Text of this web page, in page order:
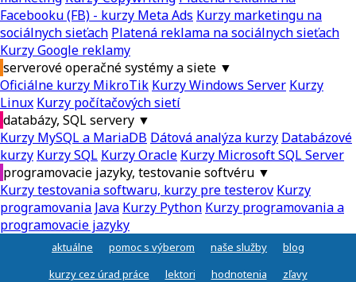
Facebooku (FB) - kurzy Meta Ads Kurzy marketingu na
sociálnych sieťach Platená reklama na sociálnych sieťach
Kurzy Google reklamy
serverové operačné systémy a siete ▼
Oficiálne kurzy MikroTik Kurzy Windows Server Kurzy
Linux Kurzy počítačových sietí
databázy, SQL servery ▼
Kurzy MySQL a MariaDB Dátová analýza kurzy Databázové
kurzy Kurzy SQL Kurzy Oracle Kurzy Microsoft SQL Server
programovacie jazyky, testovanie softvéru ▼
Kurzy testovania softwaru, kurzy pre testerov Kurzy
programovania Java Kurzy Python Kurzy programovania a
programovacie jazyky
aktuálne pomoc s výberom naše služby
blog
kurzy cez úrad práce
lektori hodnotenia
zľavy